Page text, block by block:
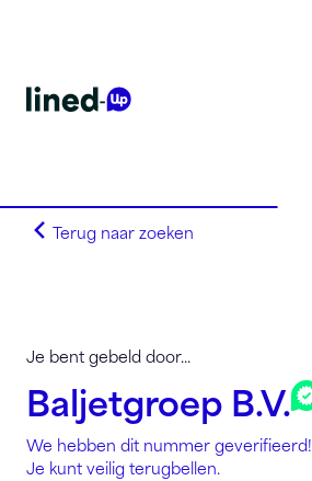
Terug naar zoeken
Je bent gebeld door...
Baljetgroep B.V.
We hebben dit nummer geverifieerd!
Je kunt veilig terugbellen.
Homepagina
Lined-Up Business
Tarieven
Stel je vragen
Registreren